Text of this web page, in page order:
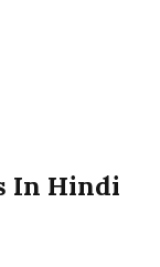
In Hindi